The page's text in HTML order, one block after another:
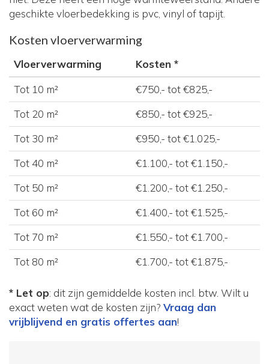
geschikte vloerbedekking is pvc, vinyl of tapijt.
Kosten vloerverwarming
Vloerverwarming
Kosten *
Tot 10 m²
€750,- tot €825,-
Tot 20 m²
€850,- tot €925,-
Tot 30 m²
€950,- tot €1.025,-
Tot 40 m²
€1.100,- tot €1.150,-
Tot 50 m²
€1.200,- tot €1.250,-
Tot 60 m²
€1.400,- tot €1.525,-
Tot 70 m²
€1.550,- tot €1.700,-
Tot 80 m²
€1.700,- tot €1.875,-
* Let op: dit zijn gemiddelde kosten incl. btw. Wilt u
exact weten wat de kosten zijn? Vraag dan
vrijblijvend en gratis offertes aan!